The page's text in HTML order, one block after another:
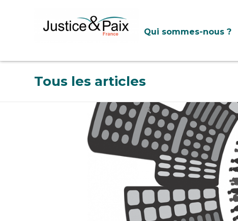
Qui sommes-nous ?
Tous les articles